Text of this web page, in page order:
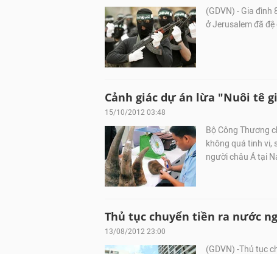
(GDVN) - Gia
ở Jerusalem đã
Cảnh giác dự án lừa "Nuôi tê
15/10/2012 03:48
Bộ Công Thương
không quá tinh vi,
người châu Á tại
Thủ tục chuyển tiền ra nước
13/08/2012 23:00
(GDVN) -Thủ tục